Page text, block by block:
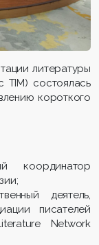
литературы
TIM) состоялась
короткого
координатор
деятель,
писателей
Network